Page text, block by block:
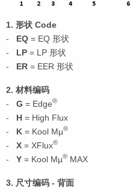
1. 形状
EQ = EQ 形状
LP = LP 形状
ER = EER 形状
2. 材料编码
G = Edge®
H = High Flux
K = Kool Mµ®
X = XFlux®
Y = Kool Mµ® MAX
3. 尺寸编码 - 背面